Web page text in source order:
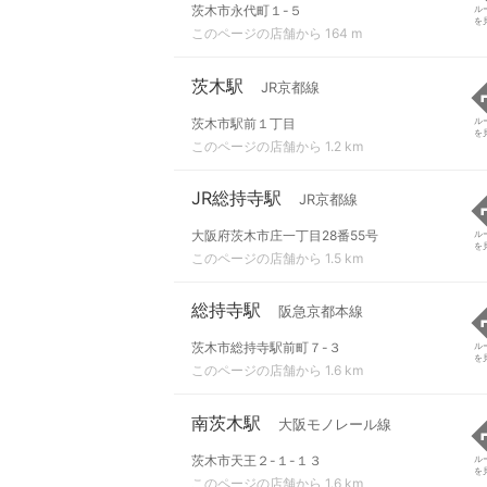
茨木市永代町１-５
このページの店舗から 164 m
ル
を
茨木駅 JR京都線
茨木市駅前１丁目
このページの店舗から 1.2 km
ル
を
JR総持寺駅 JR京都線
大阪府茨木市庄一丁目28番55号
このページの店舗から 1.5 km
ル
を
総持寺駅 阪急京都本線
茨木市総持寺駅前町７-３
このページの店舗から 1.6 km
ル
を
南茨木駅 大阪モノレール線
茨木市天王２-１-１３
このページの店舗から 1.6 km
ル
を